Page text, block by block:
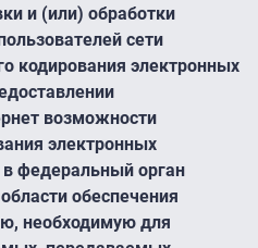
и (или) обработки
сети
кодирования электронных
возможности
электронных
федеральный орган
обеспечения
необходимую для